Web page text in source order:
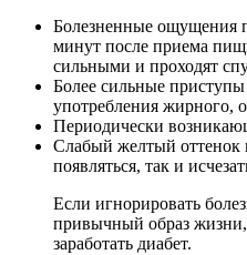
Болезненные ощущения
минут после приема
сильными и проходят
Более сильные
употребления жирного,
Периодически
Слабый желтый оттенок
появляться, так и
Если игнорировать
привычный образ
заработать диабет.